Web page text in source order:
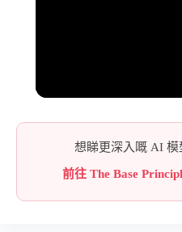
想睇更深入嘅 AI 模
前往 The Base